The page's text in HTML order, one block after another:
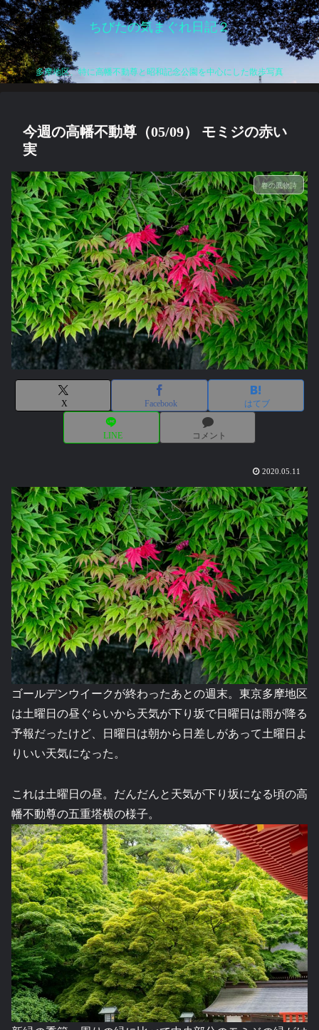
ちびたの気まぐれ日記２
多摩地区、特に高幡不動尊と昭和記念公園を中心にした散歩写真
今週の高幡不動尊（05/09） モミジの赤い
実
春の風物詩
X Facebook はてブ
LINE コメント
2020.05.11
ゴールデンウイークが終わったあとの週末。東京多摩地区
は土曜日の昼ぐらいから天気が下り坂で日曜日は雨が降る
予報だったけど、日曜日は朝から日差しがあって土曜日よ
りいい天気になった。
これは土曜日の昼。だんだんと天気が下り坂になる頃の高
幡不動尊の五重塔横の様子。